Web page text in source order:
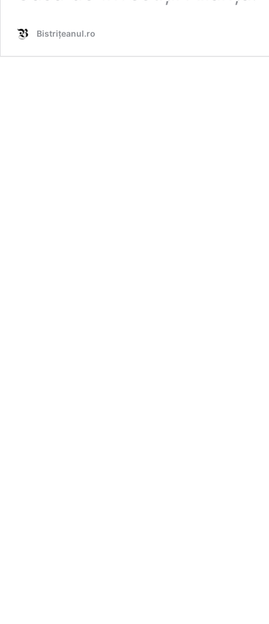
Bistrițeanul.ro